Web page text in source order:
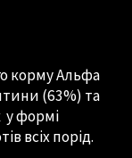
корму Альфа
(63%) та
у формі
всіх порід.